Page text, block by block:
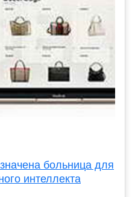
больница для
интеллекта